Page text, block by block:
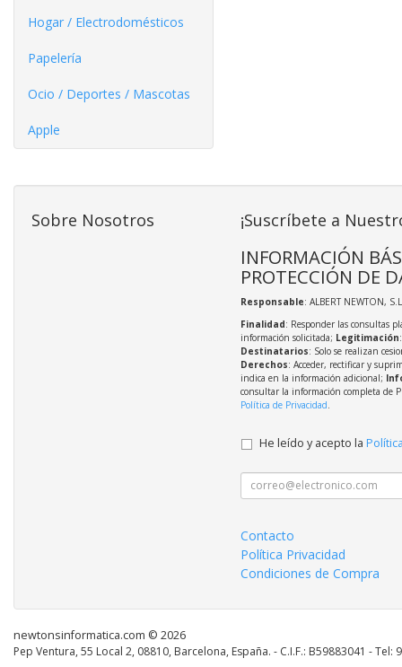
Hogar / Electrodomésticos
Papelería
Ocio / Deportes / Mascotas
Apple
Sobre Nosotros ¡Suscríbete a
INFORMACIÓN
PROTECCIÓN DE
Responsable: ALBERT NEWTON,
Finalidad: Responder las consultas
información solicitada; Legitimación
Destinatarios: Solo se realizan
Derechos: Acceder, rectificar y
indica en la información adicional;
consultar la información completa de
Política de Privacidad.
He leído y acepto la
Contacto
Política Privacidad
Condiciones de Compra
newtonsinformatica.com © 2026
Pep Ventura, 55 Local 2, 08810, Barcelona, España. - C.I.F.: B59883041 - Tel: